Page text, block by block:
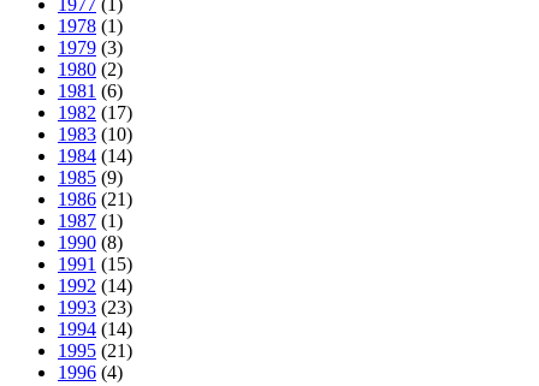
1977 (1)
1978 (1)
1979 (3)
1980 (2)
1981 (6)
1982 (17)
1983 (10)
1984 (14)
1985 (9)
1986 (21)
1987 (1)
1990 (8)
1991 (15)
1992 (14)
1993 (23)
1994 (14)
1995 (21)
1996 (4)